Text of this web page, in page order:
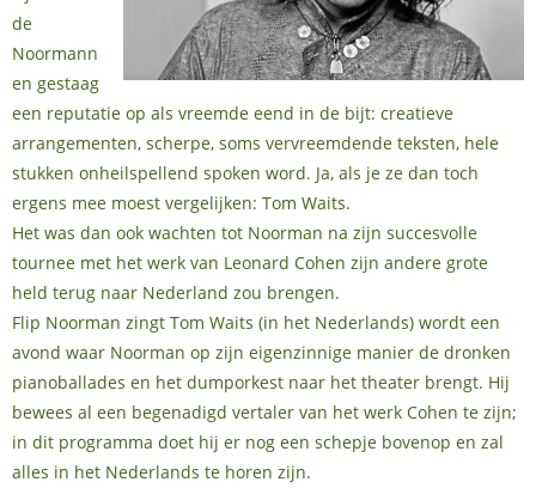
de
Noormann
en gestaag
een reputatie op als vreemde eend in de bijt: creatieve
arrangementen, scherpe, soms vervreemdende teksten, hele
stukken onheilspellend spoken word. Ja, als je ze dan toch
ergens mee moest vergelijken: Tom Waits.
Het was dan ook wachten tot Noorman na zijn succesvolle
tournee met het werk van Leonard Cohen zijn andere grote
held terug naar Nederland zou brengen.
Flip Noorman zingt Tom Waits (in het Nederlands) wordt een
avond waar Noorman op zijn eigenzinnige manier de dronken
pianoballades en het dumporkest naar het theater brengt. Hij
bewees al een begenadigd vertaler van het werk Cohen te zijn;
in dit programma doet hij er nog een schepje bovenop en zal
alles in het Nederlands te horen zijn.